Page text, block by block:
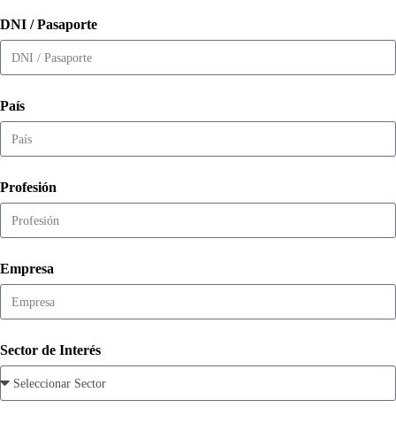
DNI / Pasaporte
País
Profesión
Empresa
Sector de Interés